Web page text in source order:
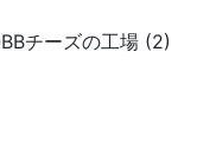
チーズの工場 (2)